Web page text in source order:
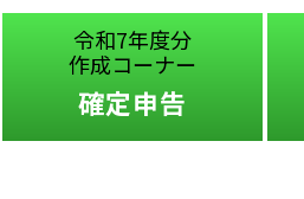
令和7年度分
作成コーナー
確定申告